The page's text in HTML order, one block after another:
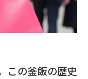
この釜飯の歴史